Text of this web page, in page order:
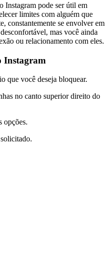
Instagram pode ser útil em
limites com alguém que
constantemente se envolver em
mas você ainda
ou relacionamento com eles.
Instagram
que você deseja bloquear.
no canto superior direito do
opções.